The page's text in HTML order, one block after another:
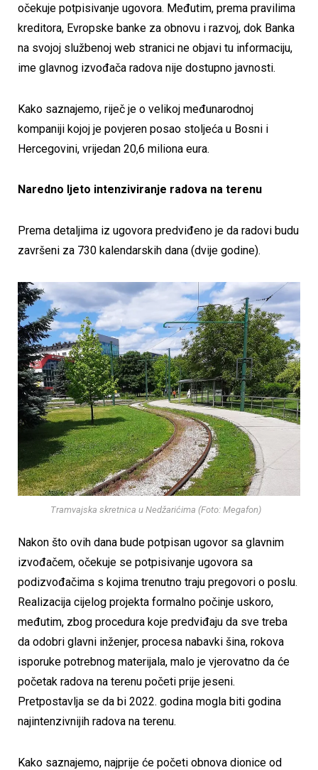
očekuje potpisivanje ugovora. Međutim, prema pravilima
kreditora, Evropske banke za obnovu i razvoj, dok Banka
na svojoj službenoj web stranici ne objavi tu informaciju,
ime glavnog izvođača radova nije dostupno javnosti.
Kako saznajemo, riječ je o velikoj međunarodnoj
kompaniji kojoj je povjeren posao stoljeća u Bosni i
Hercegovini, vrijedan 20,6 miliona eura.
Naredno ljeto intenziviranje radova na terenu
Prema detaljima iz ugovora predviđeno je da radovi budu
završeni za 730 kalendarskih dana (dvije godine).
Tramvajska skretnica u Nedžarićima (Foto: Megafon)
Nakon što ovih dana bude potpisan ugovor sa glavnim
izvođačem, očekuje se potpisivanje ugovora sa
podizvođačima s kojima trenutno traju pregovori o poslu.
Realizacija cijelog projekta formalno počinje uskoro,
međutim, zbog procedura koje predviđaju da sve treba
da odobri glavni inženjer, procesa nabavki šina, rokova
isporuke potrebnog materijala, malo je vjerovatno da će
početak radova na terenu početi prije jeseni.
Pretpostavlja se da bi 2022. godina mogla biti godina
najintenzivnijih radova na terenu.
Kako saznajemo, najprije će početi obnova dionice od